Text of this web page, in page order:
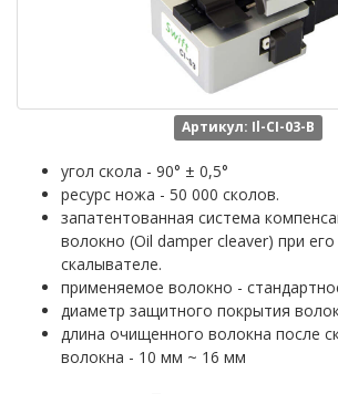
Артикул: Il-CI-03-B
угол скола - 90° ± 0,5°
ресурс ножа - 50 000 сколов.
запатентованная система
волокно (Oil damper cleaver) при
скалывателе.
применяемое волокно -
диаметр защитного покрытия
длина очищенного волокна после
волокна - 10 мм ~ 16 мм